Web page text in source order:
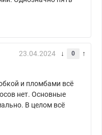
23.04.2024 0
и пломбами всё
нет. Основные
В целом всё